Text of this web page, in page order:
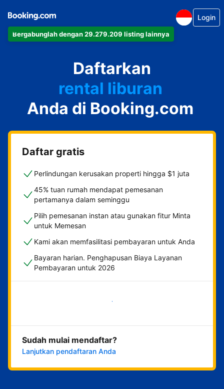
Bergabunglah dengan 29.279.209 listing lainnya
Login
Daftarkan
apartemen
hotel
rental liburan
guest house
bed & breakfast
Anda di Booking.com
Daftar gratis
Perlindungan kerusakan properti hingga $1 juta
45% tuan rumah mendapat pemesanan
pertamanya dalam seminggu
Pilih pemesanan instan atau gunakan fitur Minta
untuk Memesan
Kami akan memfasilitasi pembayaran untuk Anda
Bayaran harian. Penghapusan Biaya Layanan
Pembayaran untuk 2026
Mulai sekarang
Sudah mulai mendaftar?
Lanjutkan pendaftaran Anda